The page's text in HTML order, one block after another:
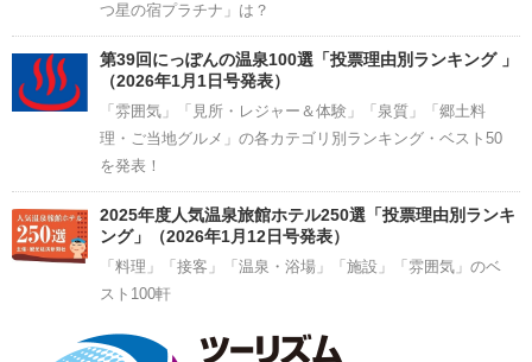
つ星の宿プラチナ」は？
第39回にっぽんの温泉100選「投票理由別ランキング 」
（2026年1月1日号発表）
「雰囲気」「見所・レジャー＆体験」「泉質」「郷土料
理・ご当地グルメ」の各カテゴリ別ランキング・ベスト50
を発表！
2025年度人気温泉旅館ホテル250選「投票理由別ランキ
ング」（2026年1月12日号発表）
「料理」「接客」「温泉・浴場」「施設」「雰囲気」のベ
スト100軒